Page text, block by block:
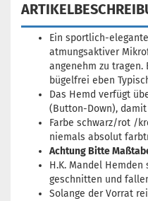
Ein sportlich-
atmungsaktiver
angenehm zu tragen.
bügelfrei eben
Das Hemd verfügt
(Button-Down),
Farbe schwarz/rot /
niemals absolut
Achtung Bitte
H.K. Mandel
geschnitten und
Solange der Vorrat